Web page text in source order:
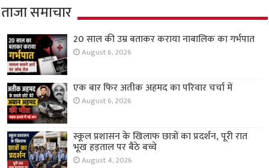
ताजा समाचार
20 साल की उम्र बताकर कराया नाबालिक का गर्भपात
August 6, 2026
एक बार फिर अतीक अहमद का परिवार चर्चा में
August 6, 2026
स्कूल प्रशासन के खिलाफ छात्रों का प्रदर्शन, पूरी रात
भूख हड़ताल पर बैठे बच्चे
August 4, 2026